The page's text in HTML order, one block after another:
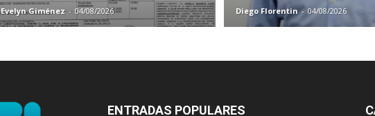
Evelyn Giménez - 04/08/2026 Diego Florentin - 04/08/2026
ENTRADAS POPULARES